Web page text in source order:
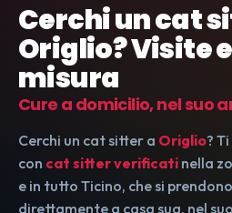
Cerchi un cat
Origlio? Visite
misura
Cure a domicilio, nel suo
Cerchi un cat sitter a Origlio?
con cat sitter verificati nella
e in tutto Ticino, che si
direttamente a casa sua, nel